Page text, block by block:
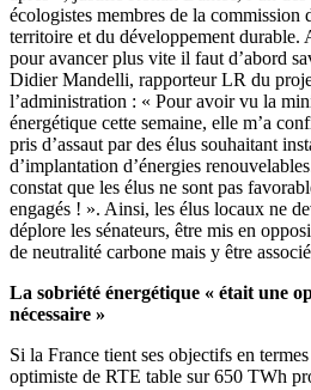
écologistes membres de la commission
territoire et du développement durable.
pour avancer plus vite il faut d’abord
Didier Mandelli, rapporteur LR du
l’administration : « Pour avoir vu la
énergétique cette semaine, elle m’a
pris d’assaut par des élus souhaitant
d’implantation d’énergies
constat que les élus ne sont pas
engagés ! ». Ainsi, les élus locaux ne
déplore les sénateurs, être mis en
de neutralité carbone mais y être
La sobriété énergétique « était une
nécessaire »
Si la France tient ses objectifs en
optimiste de RTE table sur 650 TWh